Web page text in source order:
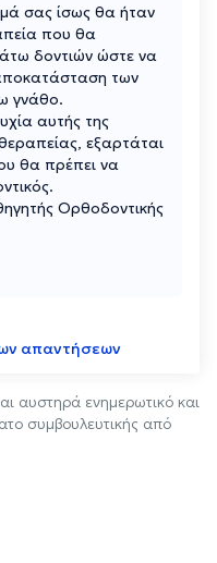
σας ίσως θα ήταν
που θα
δοντιών ώστε να
των
γνάθο.
αυτής της
εξαρτάται
θα πρέπει να
Ορθοδοντικής
απαντήσεων
αυστηρά ενημερωτικό και
συμβουλευτικής από